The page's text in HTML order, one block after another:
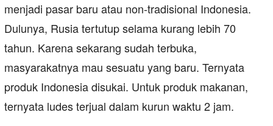
menjadi pasar baru atau non-tradisional Indonesia.
Dulunya, Rusia tertutup selama kurang lebih 70
tahun. Karena sekarang sudah terbuka,
masyarakatnya mau sesuatu yang baru. Ternyata
produk Indonesia disukai. Untuk produk makanan,
ternyata ludes terjual dalam kurun waktu 2 jam.